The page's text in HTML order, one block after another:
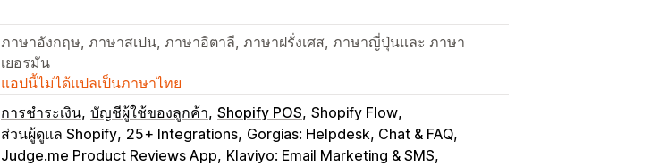
ภาษาอังกฤษ, ภาษาสเปน, ภาษาอิตาลี, ภาษาฝรั่งเศส, ภาษาญี่ปุ่นและ ภาษา
เยอรมัน
แอปนี้ไม่ได้แปลเป็นภาษาไทย
การชำระเงิน บัญชีผู้ใช้ของลูกค้า Shopify POS Shopify Flow
ส่วนผู้ดูแล Shopify 25+ Integrations Gorgias: Helpdesk, Chat & FAQ
Judge.me Product Reviews App Klaviyo: Email Marketing & SMS